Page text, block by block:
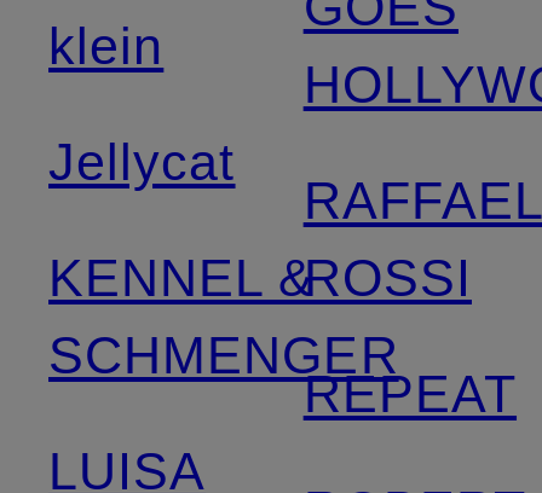
klein
Jellycat
KENNEL &
SCHMENGER
LUISA
ROSSI
REPEAT